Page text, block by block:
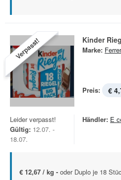
Verpasst! Kinder
Marke:
Preis: €
Leider verpasst!
Gültig: 12.07. -
18.07.
Händler: E
€ 12,67 / kg - oder Duplo je 18